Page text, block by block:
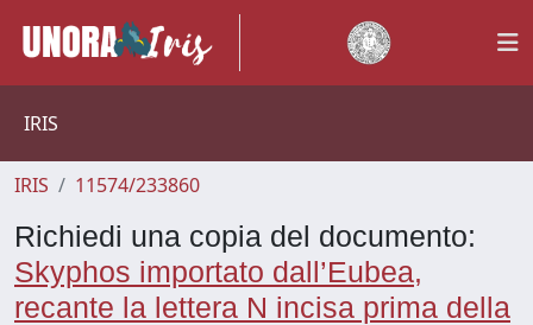
IRIS
IRIS 11574/233860
Richiedi una copia del documento:
Skyphos importato dall’Eubea,
recante la lettera N incisa prima della